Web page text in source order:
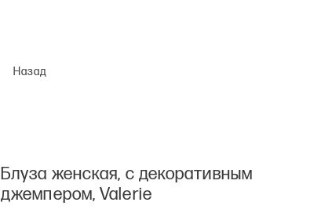
Назад
Блуза женская, с декоративным
джемпером, Valerie